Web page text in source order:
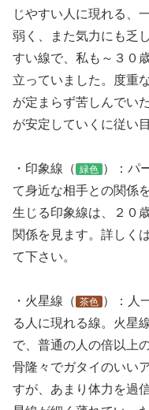
じやすい人に現れる、
弱く、また気力にも乏
すい線で、私も～３０
立っていました。度重
が定まらず苦しんでい
が安定していくに従い
・印象線（ 緑色 ）：パ
て身近な相手との関係
生じる印象線は、２０
関係を見ます。詳しく
て下さい。
・火星線（ 茶色 ）：人
る人に現れる線。火星
で、普通の人の倍以上
骨隆々でガタイのいい
すが、あまり体力を過